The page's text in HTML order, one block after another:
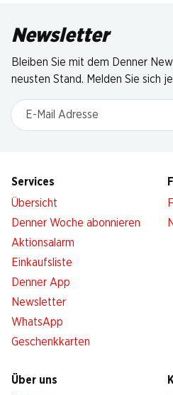
Newsletter
Bleiben Sie mit dem Denner
neusten Stand. Melden Sie sich
E-Mail Adresse
Services
Übersicht
Denner Woche abonnieren
Aktionsalarm
Einkaufsliste
Denner App
Newsletter
WhatsApp
Geschenkkarten
Über uns